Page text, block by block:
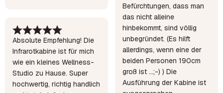
Absolute Empfehlung! Die
Infrarotkabine ist für mich
wie ein kleines Wellness-
Studio zu Hause. Super
hochwertig, richtig handlich
Befürchtungen, dass man
das nicht alleine
hinbekommt, sind völlig
unbegründet. (Es hilft
allerdings, wenn eine der
beiden Personen 190cm
groß ist ...;-) ) Die
Ausführung der Kabine ist